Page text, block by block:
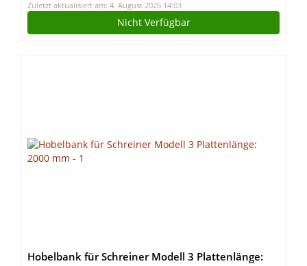
Zuletzt aktualisiert am: 4. August 2026 14:03
Nicht Verfügbar
Hobelbank für Schreiner Modell 3 Plattenlänge: